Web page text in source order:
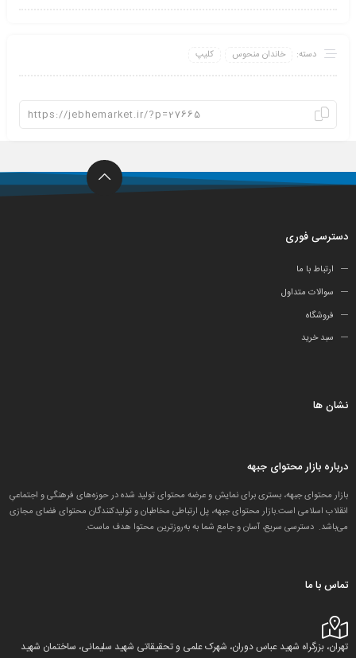
دسته: خاندان منحوس کلیپ
دسترسی فوری
ارتباط با ما
سوالات متداول
فروشگاه
سبد خرید
نشان ها
درباره بازار محتوای جبهه
بازار محتوای جبهه، بستری برای نمایش و عرضه محتوای تولید شده در حوزه‌های فرهنگی و اجتماعیِ
انقلاب اسلامی است.بازار محتوای جبهه، پل ارتباطی مخاطبان و تولید‌کنندگان محتوای فضای مجازی
می‌باشد. دسترسی سریع، آسان و جامع شما به به‌روزترین محتوا هدف ماست.
تماس با ما
تهران، بزرگراه شهید عباس دوران، شهرک علمی و تحقیقاتی شهید سلیمانی، ساختمان شهید